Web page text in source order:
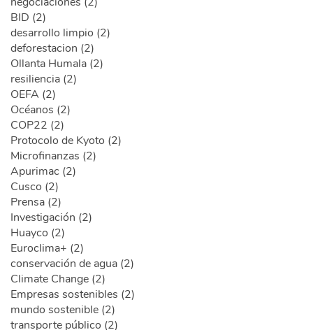
BID (2)
desarrollo limpio (2)
deforestacion (2)
Ollanta Humala (2)
resiliencia (2)
OEFA (2)
Océanos (2)
COP22 (2)
Protocolo de Kyoto (2)
Microfinanzas (2)
Apurimac (2)
Cusco (2)
Prensa (2)
Investigación (2)
Huayco (2)
Euroclima+ (2)
conservación de agua (2)
Climate Change (2)
Empresas sostenibles (2)
mundo sostenible (2)
transporte público (2)